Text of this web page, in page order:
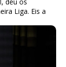
deu os
Liga. Eis a